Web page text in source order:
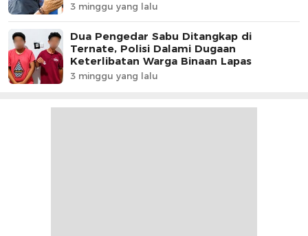
3 minggu yang lalu
Dua Pengedar Sabu Ditangkap di
Ternate, Polisi Dalami Dugaan
Keterlibatan Warga Binaan Lapas
3 minggu yang lalu